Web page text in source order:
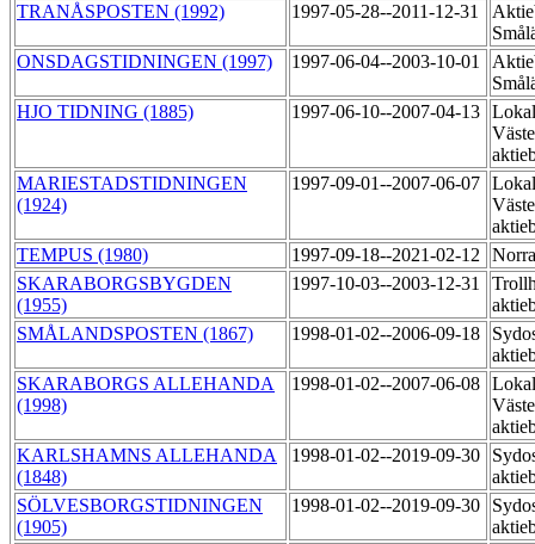
TRANÅSPOSTEN (1992)
1997-05-28--2011-12-31
ONSDAGSTIDNINGEN (1997)
1997-06-04--2003-10-01
HJO TIDNING (1885)
1997-06-10--2007-04-13
MARIESTADSTIDNINGEN
(1924)
1997-09-01--2007-06-07
TEMPUS (1980)
1997-09-18--2021-02-12
SKARABORGSBYGDEN
(1955)
1997-10-03--2003-12-31
SMÅLANDSPOSTEN (1867)
1998-01-02--2006-09-18
SKARABORGS ALLEHANDA
(1998)
1998-01-02--2007-06-08
KARLSHAMNS ALLEHANDA
(1848)
1998-01-02--2019-09-30
SÖLVESBORGSTIDNINGEN
(1905)
1998-01-02--2019-09-30